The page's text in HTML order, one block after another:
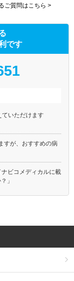
ご質問はこちら >
です
ていただけます
すが、おすすめの病
ナビコメディカルに載
」